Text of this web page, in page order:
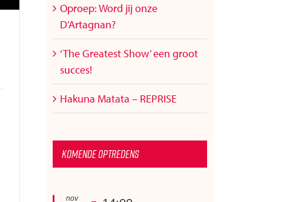
Oproep: Word jij onze
D’Artagnan?
‘The Greatest Show’ een groot
succes!
Hakuna Matata – REPRISE
Komende optredens
nov